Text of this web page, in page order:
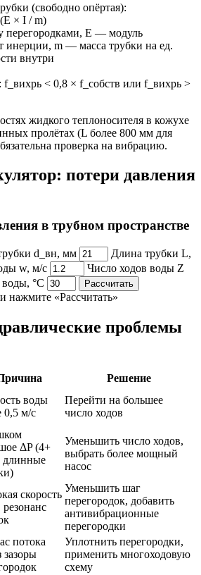
(свободно опёртая):
× I / m)
перегородками, E — модуль
m — масса трубки на ед.
внутри
f_вихрь < 0,8 × f_собств или f_вихрь >
жидкого теплоносителя в кожухе
пролётах (L более 800 мм для
проверка на вибрацию.
потери давления
в трубном пространстве
d_вн, мм
Длина трубки L,
w, м/с
Число ходов воды Z
воды, °С
Рассчитать
нажмите «Рассчитать»
проблемы
Решение
воды
0,5 м/с
Перейти на большее
число ходов
ΔP (4+
длинные
Уменьшить число ходов,
выбрать более мощный
насос
скорость
резонанс
Уменьшить шаг
перегородок, добавить
антивибрационные
перегородки
потока
зазоры
Уплотнить перегородки,
применить многоходовую
схему